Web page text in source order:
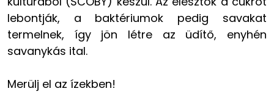
lebontják, a baktériumok pedig savakat
termelnek, így jön létre az üdítő, enyhén
savanykás ital.
Merülj el az ízekben!